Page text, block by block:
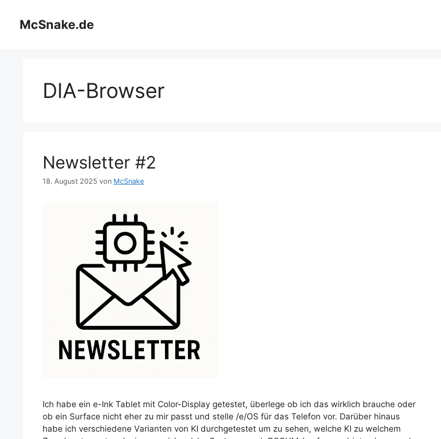
Inhalt
springenMcSnake.de
DIA-Browser
Newsletter #2
18. August 2025 von McSnake
Ich habe ein e-Ink Tablet mit Color-Display getestet, überlege ob ich das wirklich brauche oder
ob ein Surface nicht eher zu mir passt und stelle /e/OS für das Telefon vor. Darüber hinaus
habe ich verschiedene Varianten von KI durchgetestet um zu sehen, welche KI zu welchem